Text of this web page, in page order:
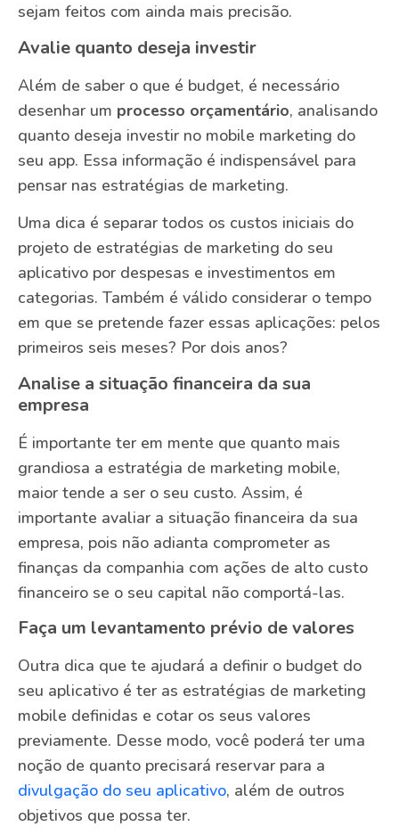
sejam feitos com ainda mais precisão.
Avalie quanto deseja investir
Além de saber o que é budget, é necessário
desenhar um processo orçamentário, analisando
quanto deseja investir no mobile marketing do
seu app. Essa informação é indispensável para
pensar nas estratégias de marketing.
Uma dica é separar todos os custos iniciais do
projeto de estratégias de marketing do seu
aplicativo por despesas e investimentos em
categorias. Também é válido considerar o tempo
em que se pretende fazer essas aplicações: pelos
primeiros seis meses? Por dois anos?
Analise a situação financeira da sua
empresa
É importante ter em mente que quanto mais
grandiosa a estratégia de marketing mobile,
maior tende a ser o seu custo. Assim, é
importante avaliar a situação financeira da sua
empresa, pois não adianta comprometer as
finanças da companhia com ações de alto custo
financeiro se o seu capital não comportá-las.
Faça um levantamento prévio de valores
Outra dica que te ajudará a definir o budget do
seu aplicativo é ter as estratégias de marketing
mobile definidas e cotar os seus valores
previamente. Desse modo, você poderá ter uma
noção de quanto precisará reservar para a
divulgação do seu aplicativo, além de outros
objetivos que possa ter.